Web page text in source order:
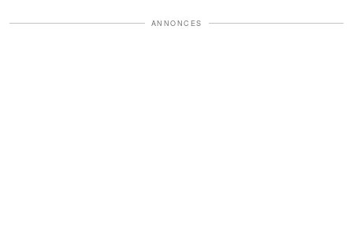
ANNONCES